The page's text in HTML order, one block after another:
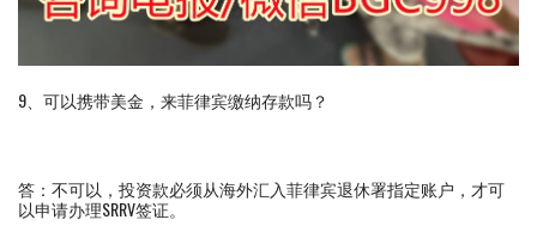
9、可以携带美金，来菲律宾缴纳存款吗？
答：不可以，投资款必须从海外汇入菲律宾退休署指定账户，才可
以申请办理SRRV签证。